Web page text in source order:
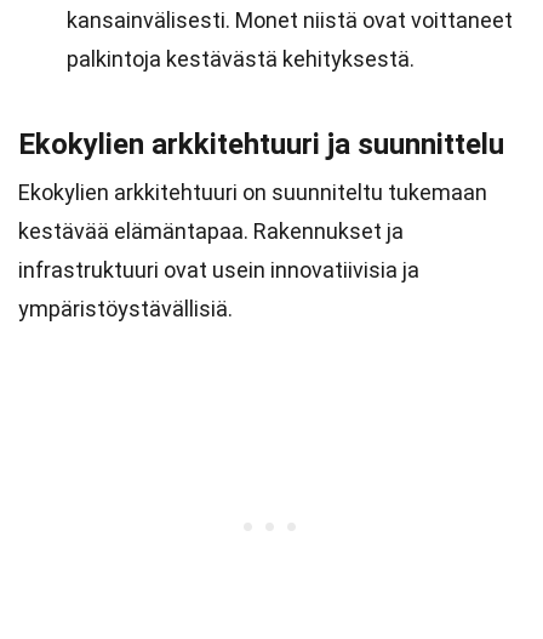
kansainvälisesti. Monet niistä ovat voittaneet
palkintoja kestävästä kehityksestä.
Ekokylien arkkitehtuuri ja suunnittelu
Ekokylien arkkitehtuuri on suunniteltu tukemaan
kestävää elämäntapaa. Rakennukset ja
infrastruktuuri ovat usein innovatiivisia ja
ympäristöystävällisiä.